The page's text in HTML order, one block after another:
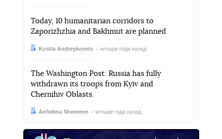
Today, 10 humanitarian corridors to
Zaporizhzhia and Bakhmut are planned
Автор:Kostia Andreykovets
Дата: четыре года назад
The Washington Post: Russia has fully
withdrawn its troops from Kyiv and
Chernihiv Oblasts.
Автор:Anhelina Sheremet
Дата: четыре года назад